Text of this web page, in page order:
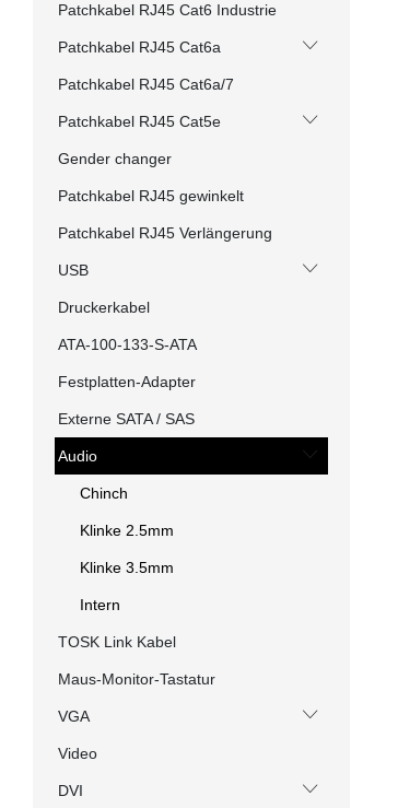
Patchkabel RJ45 Cat6 Industrie
Patchkabel RJ45 Cat6a
Patchkabel RJ45 Cat6a/7
Patchkabel RJ45 Cat5e
Gender changer
Patchkabel RJ45 gewinkelt
Patchkabel RJ45 Verlängerung
USB
Druckerkabel
ATA-100-133-S-ATA
Festplatten-Adapter
Externe SATA / SAS
Audio
Chinch
Klinke 2.5mm
Klinke 3.5mm
Intern
TOSK Link Kabel
Maus-Monitor-Tastatur
VGA
Video
DVI